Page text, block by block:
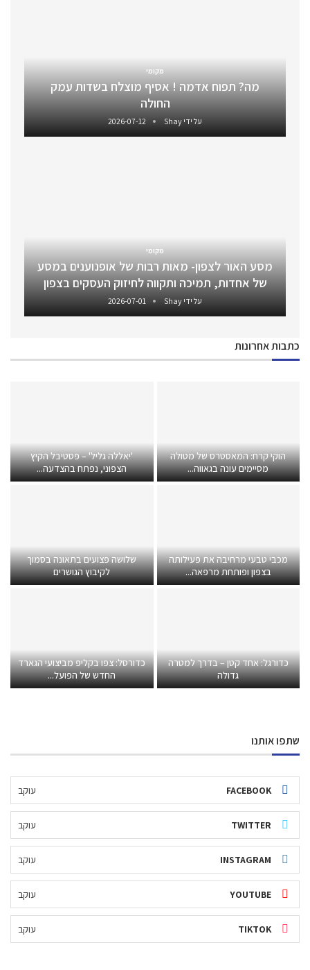
מקומי
מה? תפוח אדמה ! אסיף מוצלח בשדות עמק
החולה
על ידי Shay
2026-07-12
מקומי
מסע האור לצפון- מאות רבות של אופנוענים במסע
של אחדות, תמיכה ותקווה לחיזוק העסקים בצפון
על ידי Shay
2026-07-01
כתבות אחרונות
הוקי קרח: המאסטרס של מטולה
מסיימים עונה בגאווה...
'יאללה גליל' – פסטיבל הקיץ
הצפוני, נפתח בהצדעה...
מכבי טבעי מרחיבה את פעילותה
בצפון ופותחת מרפאה...
שלושה פצועים בתאונה בסמוך
לקיבוץ הגושרים
כדורגל: אחד קטן – בדרך למטרה
גדולה
כדורסל: צפו בקליפ מביצועי הגארד
החדש של הפועל...
שתפו אותנו
FACEBOOK עוקב
TWITTER עוקב
INSTAGRAM עוקב
YOUTUBE עוקב
TIKTOK עוקב